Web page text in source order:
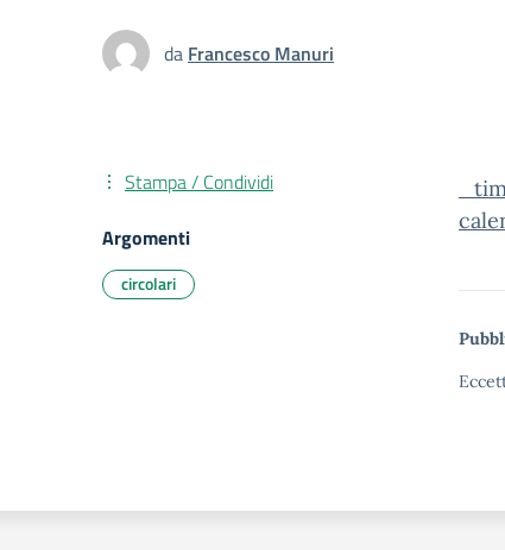
da Francesco Manuri
Stampa / Condividi
Argomenti
circolari